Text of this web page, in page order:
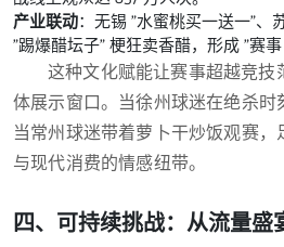
产业联动：无锡 "水蜜桃买一送一"、
"踢爆醋坛子" 梗狂卖香醋，形成 "赛事
这种文化赋能让赛事超越竞
体展示窗口。当徐州球迷在绝杀时
当常州球迷带着萝卜干炒饭观赛
与现代消费的情感纽带。
四、可持续挑战：从流量盛